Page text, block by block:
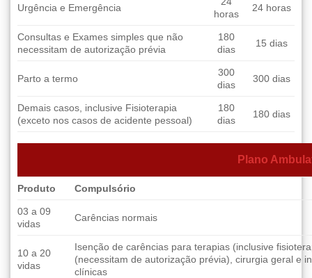
Urgência e Emergência
horas
24 horas
Consultas e Exames simples que não
necessitam de autorização prévia
180
dias
15 dias
Parto a termo
300
dias
300 dias
Demais casos, inclusive Fisioterapia
(exceto nos casos de acidente pessoal)
180
dias
180 dias
Plano
Produto Compulsório
03 a 09
vidas
Carências normais
10 a 20
vidas
Isenção de carências para terapias (inclusive
(necessitam de autorização prévia), cirurgia geral e
clínicas